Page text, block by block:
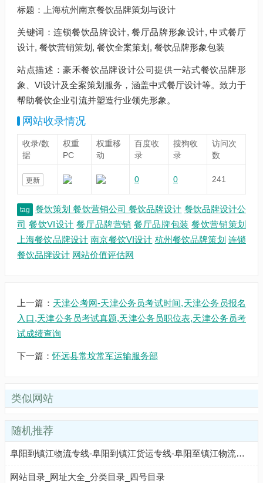
标题：上海杭州南京餐饮品牌策划与设计
关键词：连锁餐饮品牌设计, 餐厅品牌形象设计, 中式餐厅
设计, 餐饮营销策划, 餐饮全案策划, 餐饮品牌形象包装
站点描述：豪禾餐饮品牌设计公司提供一站式餐饮品牌形
象、VI设计及全案策划服务，涵盖中式餐厅设计等。致力于
帮助餐饮企业引流并塑造行业领先形象。
网站收录情况
收录/数
据
权重
PC
权重移
动
百度收
录
搜狗收
录
访问次
数
更新 0 0 241
tag 餐饮策划 餐饮营销公司 餐饮品牌设计 餐饮品牌设计公
司 餐饮VI设计 餐厅品牌营销 餐厅品牌包装 餐饮营销策划
上海餐饮品牌设计 南京餐饮VI设计 杭州餐饮品牌策划 连锁
餐饮品牌设计 网站价值评估网
上一篇： 天津公考网-天津公务员考试时间,天津公务员报名
入口,天津公务员考试真题,天津公务员职位表,天津公务员考
试成绩查询
下一篇：怀远县常坟常军运输服务部
类似网站
随机推荐
阜阳到镇江物流专线-阜阳到镇江货运专线-阜阳至镇江物流公司-就发物流网
网站目录_网址大全_分类目录_四号目录